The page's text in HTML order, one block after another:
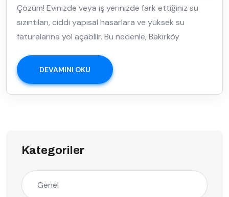
Çözüm! Evinizde veya iş yerinizde fark ettiğiniz su
sızıntıları, ciddi yapısal hasarlara ve yüksek su
faturalarına yol açabilir. Bu nedenle, Bakırköy
DEVAMINI OKU
Kategoriler
Genel